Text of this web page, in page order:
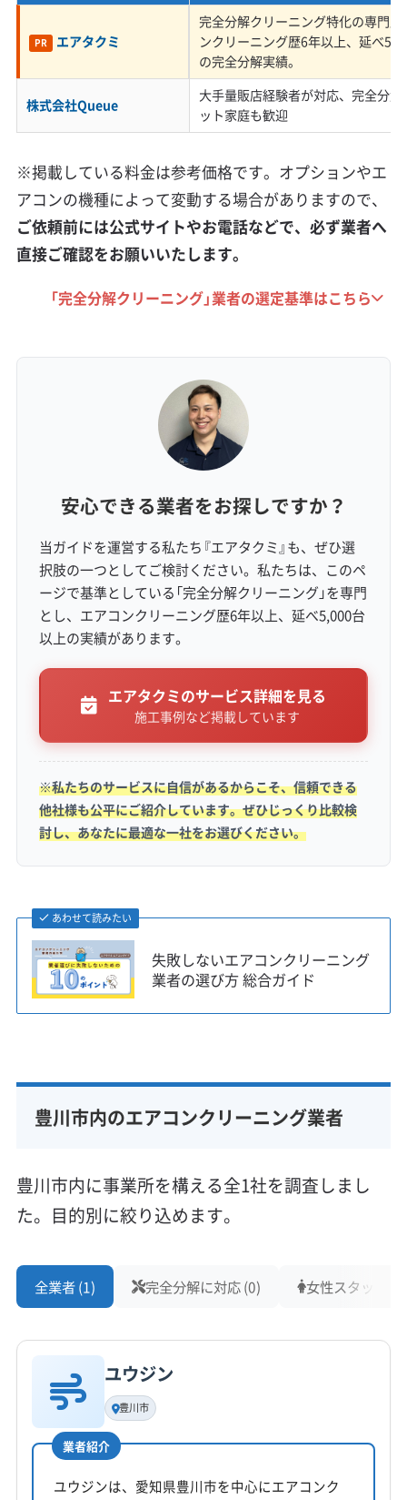
が特徴ですね。特にアルミフィ
ン（熱交換器）に塩分が付くと、
目に見えないレベルで腐食が進
んで、そこに汚れが余計にこび
りつきやすくなります。だから
こそ、高圧洗浄で汚れの芯まで
しっかり洗い流せるかどうか
が、仕上がりの差に直結するん
です。
新旧の住宅が混在するエリア特有の業
者選びの落とし穴
ではエアコンの汚れ方や注意点が異なりま
す。両方の特徴を理解していない業者に頼
むと、思わぬトラブルにつながることもあ
ります。
豊川市には、イオンモール周辺の「セキュレアガ
ーデン」のような新しい住宅地と、旧東海道沿い
に見られるような昔ながらの家が混在していま
す。
最近の気密性が高い家は、一度室内に入ったホ
24時間換気システムのフィルター掃除を忘れて
いると、汚れた空気が室内を循環し続け、エア
コン内部の汚れが早く進むことがあります。
所の問題で作業が難しかったりするケースも珍
しくありません。
こうした住宅ごとの違いを分からずにマニュア
ル通りの作業しかできない業者に依頼すると、
るため、注意が必要です。
生活スタイルとコスト要因（駐車・道
路事情）
イオンモール周辺の渋滞や豊川稲荷近くの
PR エアタクミ
完全分解クリーニング特化の専門
ンクリーニング歴6年以上、延べ
の完全分解実績。
株式会社Queue
大手量販店経験者が対応、完全分
ット家庭も歓迎
※掲載している料金は参考価格です。オプションやエ
アコンの機種によって変動する場合がありますので、
ご依頼前には公式サイトやお電話などで、必ず業者へ
直接ご確認をお願いいたします。
「完全分解クリーニング」業者の選定基準はこちら
安心できる業者をお探しですか？
当ガイドを運営する私たち『エアタクミ』も、ぜひ選
択肢の一つとしてご検討ください。私たちは、このペ
ージで基準としている「完全分解クリーニング」を専門
とし、エアコンクリーニング歴6年以上、延べ5,000台
以上の実績があります。
エアタクミのサービス詳細を見る
施工事例など掲載しています
※私たちのサービスに自信があるからこそ、信頼できる
他社様も公平にご紹介しています。ぜひじっくり比較検
討し、あなたに最適な一社をお選びください。
あわせて読みたい
失敗しないエアコンクリーニング
業者の選び方 総合ガイド
豊川市内のエアコンクリーニング業者
豊川市内に事業所を構える全1社を調査しまし
た。目的別に絞り込めます。
全業者 (1) 完全分解に対応 (0) 女性スタッフ在
ユウジン
豊川市
業者紹介
ユウジンは、愛知県豊川市を中心にエアコンク